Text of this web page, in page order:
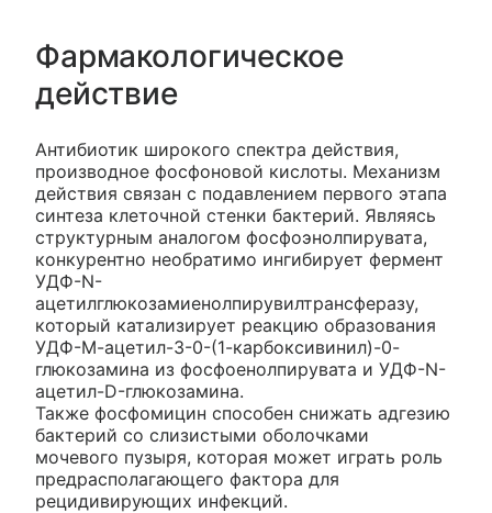
Фармакологическое
действие
Антибиотик широкого спектра действия,
производное фосфоновой кислоты. Механизм
действия связан с подавлением первого этапа
синтеза клеточной стенки бактерий. Являясь
структурным аналогом фосфоэнолпирувата,
конкурентно необратимо ингибирует фермент
УДФ-N-
ацетилглюкозамиенолпирувилтрансферазу,
который катализирует реакцию образования
УДФ-М-ацетил-3-0-(1-карбоксивинил)-0-
глюкозамина из фосфоенолпирувата и УДФ-N-
ацетил-D-глюкозамина.
Также фосфомицин способен снижать адгезию
бактерий со слизистыми оболочками
мочевого пузыря, которая может играть роль
предрасполагающего фактора для
рецидивирующих инфекций.